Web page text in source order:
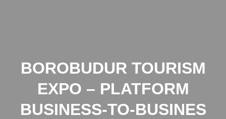
BOROBUDUR TOURISM
EXPO – PLATFORM
BUSINESS‑TO‑BUSINES